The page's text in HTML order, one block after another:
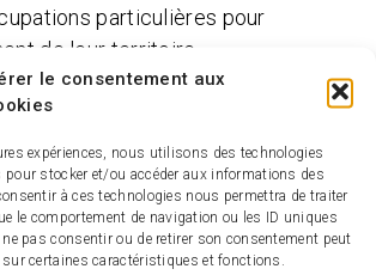
le consentement aux
expériences, nous utilisons des technologies
pour stocker et/ou accéder aux informations des
à ces technologies nous permettra de traiter
le comportement de navigation ou les ID uniques
pas consentir ou de retirer son consentement peut
certaines caractéristiques et fonctions.
particulières pour
de leur territoire.
d’urbanisme (CCU) est
Il est mandaté par le conseil
formuler des
sur les demandes qui lui
en matière d’urbanisme et